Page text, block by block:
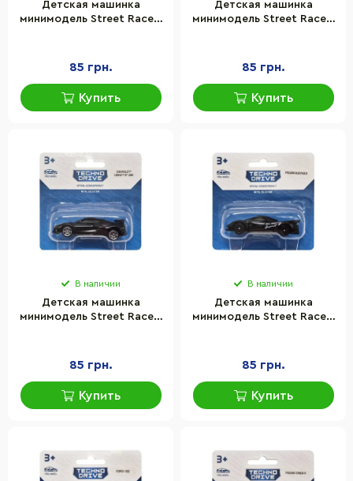
Детская машинка
минимодель Street Racers
85 грн.
Купить
Детская машинка
минимодель Street Racers
85 грн.
Купить
В наличии
Детская машинка
минимодель Street Racers
85 грн.
Купить
В наличии
Детская машинка
минимодель Street Racers
85 грн.
Купить